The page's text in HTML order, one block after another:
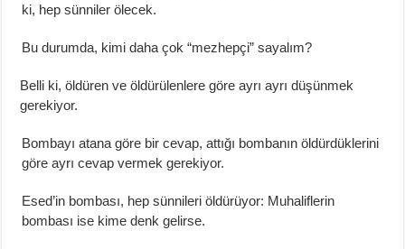
ki, hep sünniler ölecek.
Bu durumda, kimi daha çok “mezhepçi” sayalım?
Belli ki, öldüren ve öldürülenlere göre ayrı ayrı düşünmek
gerekiyor.
Bombayı atana göre bir cevap, attığı bombanın öldürdüklerini
göre ayrı cevap vermek gerekiyor.
Esed’in bombası, hep sünnileri öldürüyor: Muhaliflerin
bombası ise kime denk gelirse.